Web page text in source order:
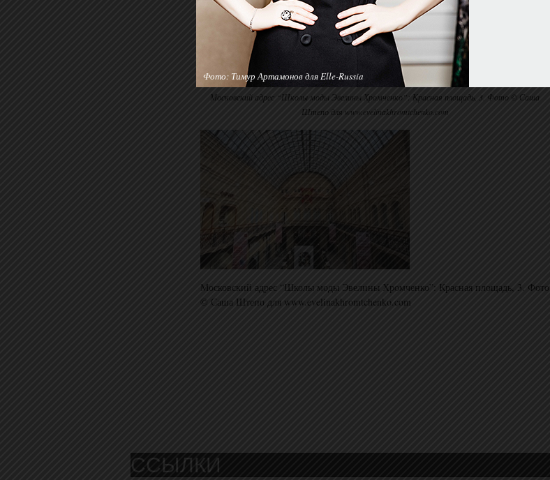
Московский адрес “Школы моды Эвелины Хромченко”: Красная площадь, 3. Фото © Саша
Штепо для www.evelinakhromtchenko.com
Московский адрес “Школы моды Эвелины Хромченко”: Красная площадь, 3. Фото
© Саша Штепо для www.evelinakhromtchenko.com
ССЫЛКИ
Фото: Тимур Артамонов для Elle-Russia